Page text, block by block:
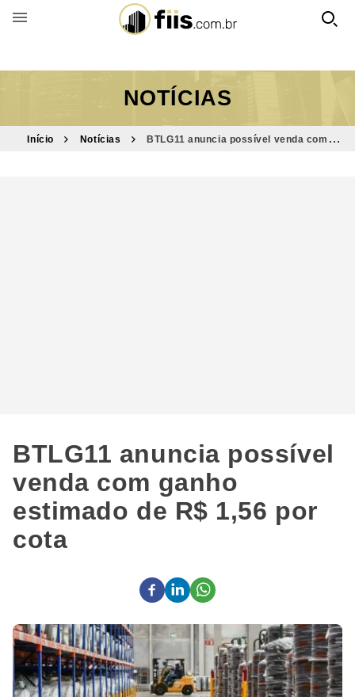
BUSCAR POR FUNDO
NOTÍCIAS
Início Notícias
BTLG11 anuncia possível venda com
BTLG11 anuncia possível
venda com ganho
estimado de R$ 1,56 por
cota